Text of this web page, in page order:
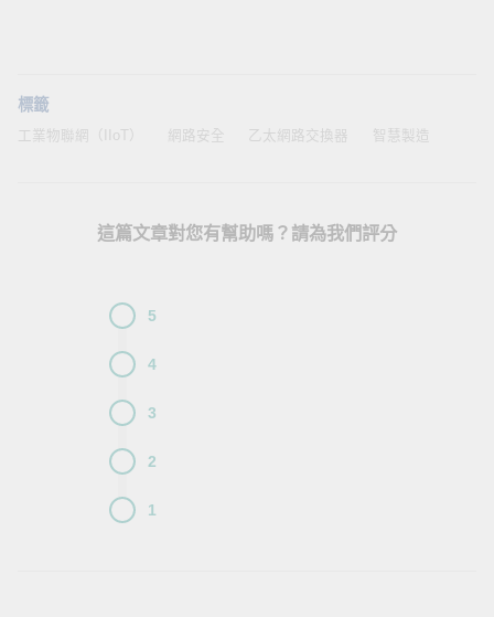
標籤
工業物聯網（IIoT） 網路安全 乙太網路交換器 智慧製造
這篇文章對您有幫助嗎？請為我們評分
1
2
3
4
5